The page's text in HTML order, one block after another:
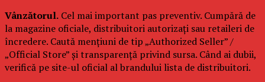
Vânzătorul. Cel mai important pas preventiv. Cumpără de
la magazine oficiale, distribuitori autorizați sau retaileri de
încredere. Caută mențiuni de tip „Authorized Seller” /
„Official Store” și transparență privind sursa. Când ai dubii,
verifică pe site-ul oficial al brandului lista de distribuitori.